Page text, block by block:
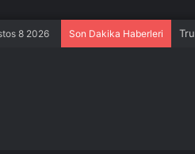
8 2026 Son Dakika Haberleri